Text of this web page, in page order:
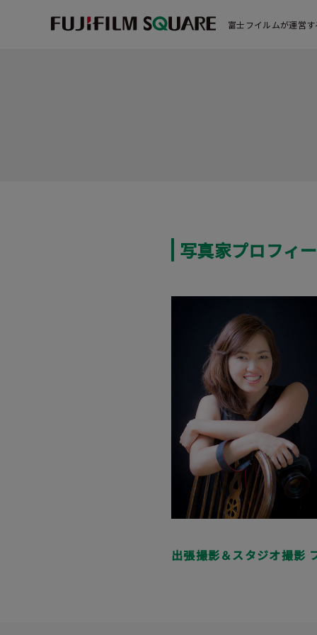
富士フイルムが運営
写真家プロフィ
出張撮影＆スタジオ撮影